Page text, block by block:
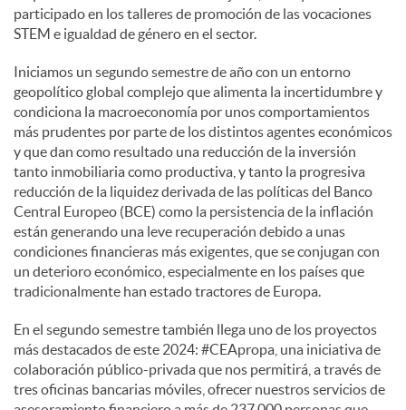
participado en los talleres de promoción de las vocaciones
STEM e igualdad de género en el sector.
Iniciamos un segundo semestre de año con un entorno
geopolítico global complejo que alimenta la incertidumbre y
condiciona la macroeconomía por unos comportamientos
más prudentes por parte de los distintos agentes económicos
y que dan como resultado una reducción de la inversión
tanto inmobiliaria como productiva, y tanto la progresiva
reducción de la liquidez derivada de las políticas del Banco
Central Europeo (BCE) como la persistencia de la inflación
están generando una leve recuperación debido a unas
condiciones financieras más exigentes, que se conjugan con
un deterioro económico, especialmente en los países que
tradicionalmente han estado tractores de Europa.
En el segundo semestre también llega uno de los proyectos
más destacados de este 2024: #CEApropa, una iniciativa de
colaboración público-privada que nos permitirá, a través de
tres oficinas bancarias móviles, ofrecer nuestros servicios de